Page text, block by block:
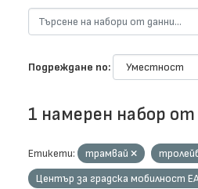
Подреждане по
1 намерен набор
Етикети: трамвай
Център за градска мобилност